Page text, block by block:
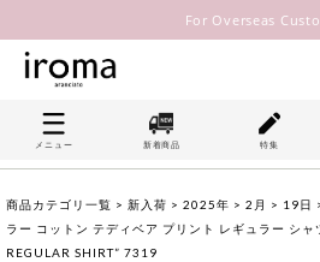
For Overseas
メニュー 新着商品 特集
商品カテゴリ一覧 > 新入荷 > 2025年 > 2月 > 19日
ラー コットン テディベア プリント レギュラー シ
REGULAR SHIRT” 7319